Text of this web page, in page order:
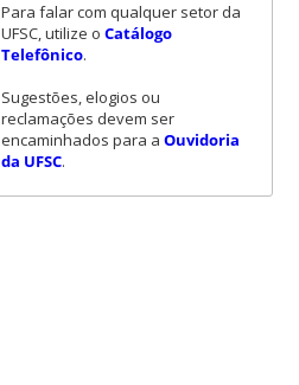
Para falar com qualquer setor da
UFSC, utilize o Catálogo
Telefônico.
Sugestões, elogios ou
reclamações devem ser
encaminhados para a Ouvidoria
da UFSC.